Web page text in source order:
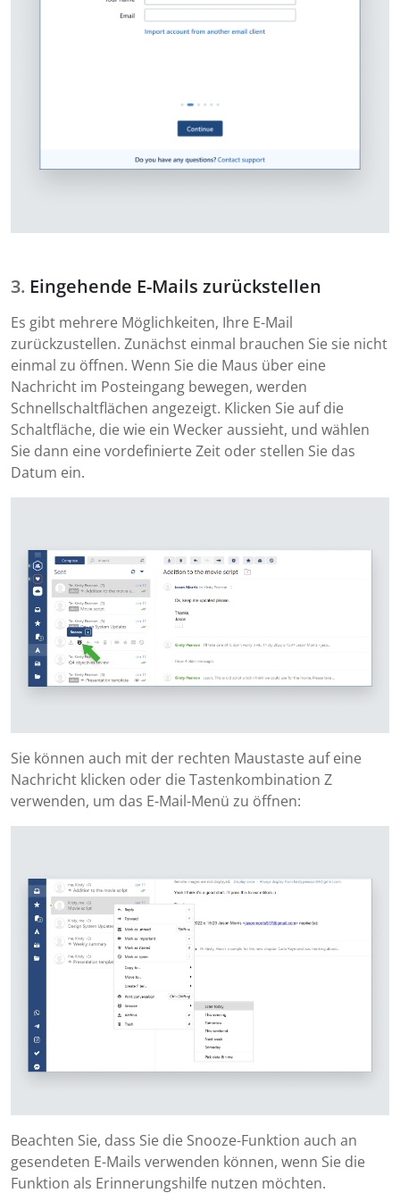
Eingehende E-Mails zurückstellen
Es gibt mehrere Möglichkeiten, Ihre E-Mail
zurückzustellen. Zunächst einmal brauchen Sie sie nicht
einmal zu öffnen. Wenn Sie die Maus über eine
Nachricht im Posteingang bewegen, werden
Schnellschaltflächen angezeigt. Klicken Sie auf die
Schaltfläche, die wie ein Wecker aussieht, und wählen
Sie dann eine vordefinierte Zeit oder stellen Sie das
Datum ein.
Sie können auch mit der rechten Maustaste auf eine
Nachricht klicken oder die Tastenkombination Z
verwenden, um das E-Mail-Menü zu öffnen:
Beachten Sie, dass Sie die Snooze-Funktion auch an
gesendeten E-Mails verwenden können, wenn Sie die
Funktion als Erinnerungshilfe nutzen möchten.